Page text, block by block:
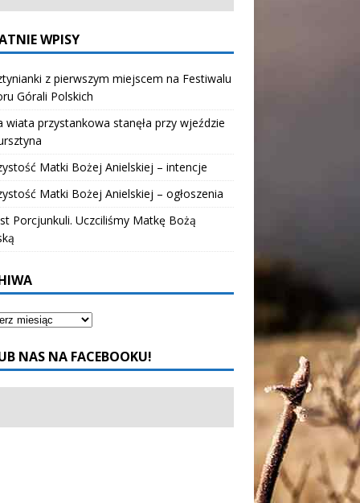
WPISY
z pierwszym miejscem na Festiwalu
Górali Polskich
wiata przystankowa stanęła przy wjeździe
Matki Bożej Anielskiej – intencje
Matki Bożej Anielskiej – ogłoszenia
Porcjunkuli. Uczciliśmy Matkę Bożą
NAS NA FACEBOOKU!